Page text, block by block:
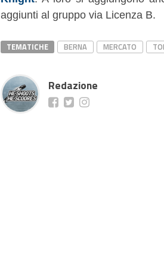
aggiunti al gruppo via Licenza B.
TEMATICHE BERNA MERCATO
Redazione